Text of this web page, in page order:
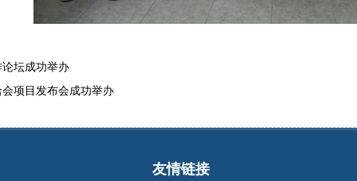
坛成功举办
项目发布会成功举办
友情链接